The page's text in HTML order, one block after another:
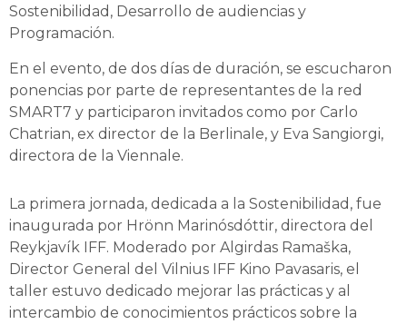
Sostenibilidad, Desarrollo de audiencias y
Programación.
En el evento, de dos días de duración, se escucharon
ponencias por parte de representantes de la red
SMART7 y participaron invitados como por Carlo
Chatrian, ex director de la Berlinale, y Eva Sangiorgi,
directora de la Viennale.
La primera jornada, dedicada a la Sostenibilidad, fue
inaugurada por Hrönn Marinósdóttir, directora del
Reykjavík IFF. Moderado por Algirdas Ramaška,
Director General del Vilnius IFF Kino Pavasaris, el
taller estuvo dedicado mejorar las prácticas y al
intercambio de conocimientos prácticos sobre la